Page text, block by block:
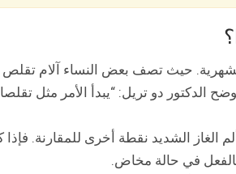
حيث تصف بعض النساء آلام
الدكتور دو تريل: “يبدأ الأمر مثل
الغاز الشديد نقطة أخرى للمقارنة. فإذا
بالفعل في حالة مخاض.